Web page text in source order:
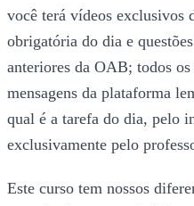
você terá vídeos exclusivos
obrigatória do dia e
anteriores da OAB; todos
mensagens da plataforma
qual é a tarefa do dia, pelo
exclusivamente pelo
Este curso tem nossos